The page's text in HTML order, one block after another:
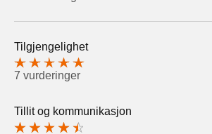
Tilgjengelighet
7 vurderinger
Tillit og kommunikasjon